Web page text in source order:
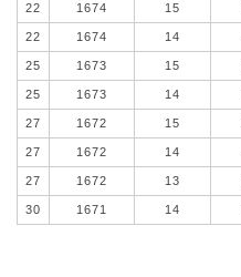
22 1674 15
22 1674 14
25 1673 15
25 1673 14
27 1672 15
27 1672 14
27 1672 13
30 1671 14